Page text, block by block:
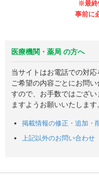
医療機関・薬局 の方へ
当サイトはお電話での対応
ご希望の内容ごとにお問
すので、お手数ではござ
ますようお願いいたします
掲載情報の修正・追加・
上記以外のお問い合わせ